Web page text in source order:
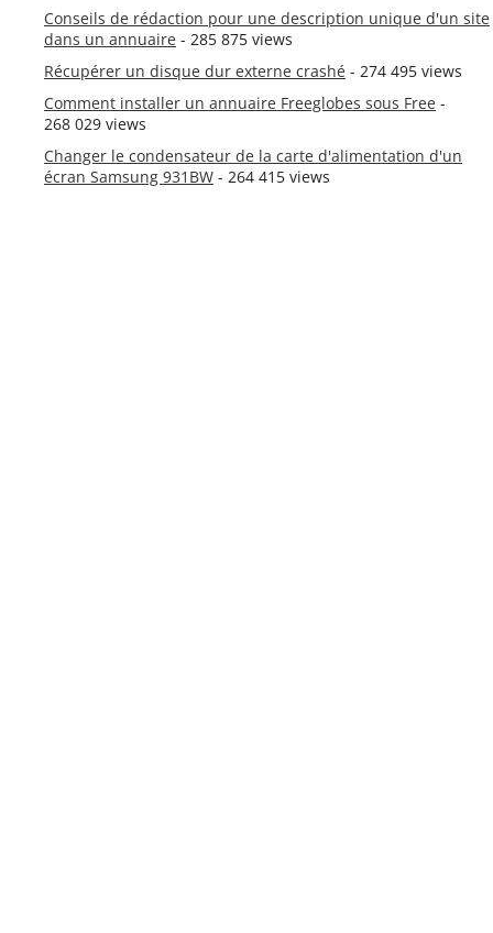
Conseils de rédaction pour une description unique d'un site
dans un annuaire - 285 875 views
Récupérer un disque dur externe crashé - 274 495 views
Comment installer un annuaire Freeglobes sous Free -
268 029 views
Changer le condensateur de la carte d'alimentation d'un
écran Samsung 931BW - 264 415 views